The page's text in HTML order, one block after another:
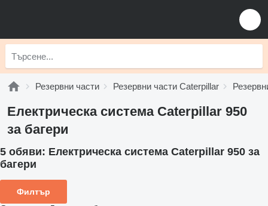
Резервни части Резервни части Caterpillar
Електрическа система Caterpillar 950
за багери
5 обяви: Електрическа система Caterpillar 950 за
багери
Филтър